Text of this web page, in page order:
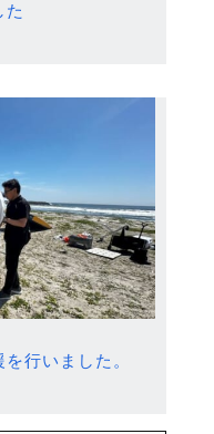
た
行いました。